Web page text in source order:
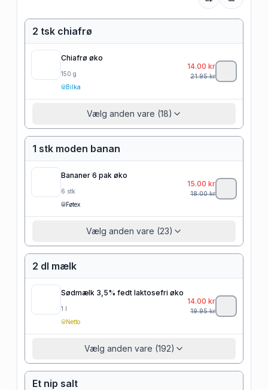
2 tsk chiafrø
Chiafrø øko
150 g
Bilka
14.00 kr
21.95kr
Vælg anden vare (18)
1 stk moden banan
Bananer 6 pak øko
6 stk
Føtex
15.00 kr
18.00kr
Vælg anden vare (23)
2 dl mælk
Sødmælk 3,5% fedt laktosefri øko
1 l
Netto
14.00 kr
19.95kr
Vælg anden vare (192)
Et nip salt